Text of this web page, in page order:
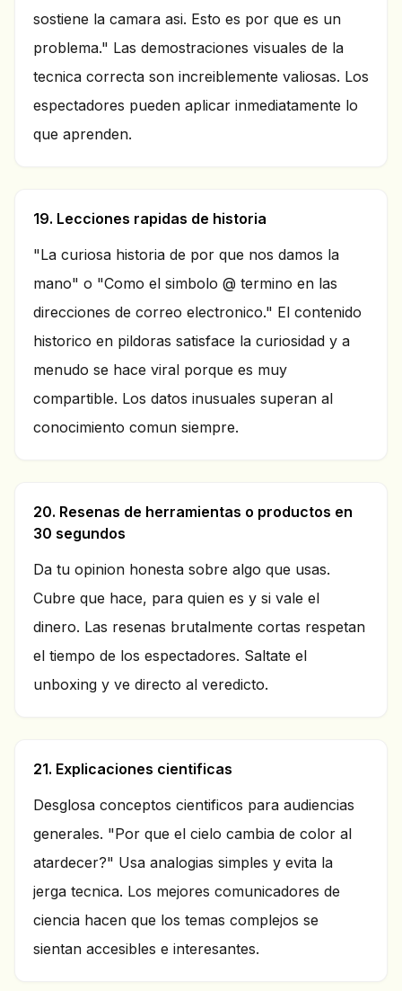
sostiene la camara asi. Esto es por que es un
problema." Las demostraciones visuales de la
tecnica correcta son increiblemente valiosas. Los
espectadores pueden aplicar inmediatamente lo
que aprenden.
19. Lecciones rapidas de historia
"La curiosa historia de por que nos damos la
mano" o "Como el simbolo @ termino en las
direcciones de correo electronico." El contenido
historico en pildoras satisface la curiosidad y a
menudo se hace viral porque es muy
compartible. Los datos inusuales superan al
conocimiento comun siempre.
20. Resenas de herramientas o productos en
30 segundos
Da tu opinion honesta sobre algo que usas.
Cubre que hace, para quien es y si vale el
dinero. Las resenas brutalmente cortas respetan
el tiempo de los espectadores. Saltate el
unboxing y ve directo al veredicto.
21. Explicaciones cientificas
Desglosa conceptos cientificos para audiencias
generales. "Por que el cielo cambia de color al
atardecer?" Usa analogias simples y evita la
jerga tecnica. Los mejores comunicadores de
ciencia hacen que los temas complejos se
sientan accesibles e interesantes.